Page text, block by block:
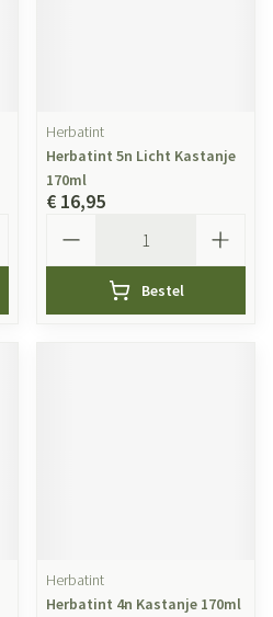
Herbatint
Herbatint 5n Licht Kastanje
170ml
€ 16,95
Bestel
Herbatint
Herbatint 4n Kastanje 170ml